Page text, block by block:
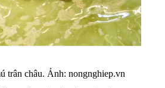
trân châu. Ảnh: nongnghiep.vn